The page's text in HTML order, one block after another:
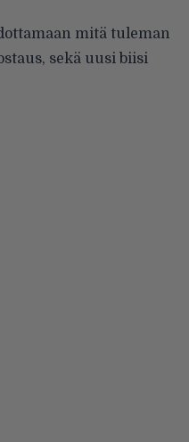
mitä tuleman
sekä uusi biisi